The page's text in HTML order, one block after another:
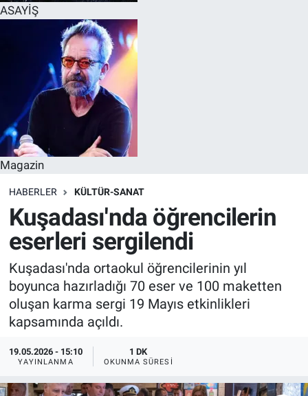
ASAYİŞ
Magazin
HABERLER KÜLTÜR-SANAT
Kuşadası'nda öğrencilerin
eserleri sergilendi
Kuşadası'nda ortaokul öğrencilerinin yıl
boyunca hazırladığı 70 eser ve 100 maketten
oluşan karma sergi 19 Mayıs etkinlikleri
kapsamında açıldı.
19.05.2026 - 15:10
YAYINLANMA
1 DK
OKUNMA SÜRESI